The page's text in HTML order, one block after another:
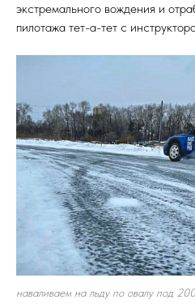
экстремального вождения и
пилотажа тет-а-тет с
наваливаем на льду по овалу под